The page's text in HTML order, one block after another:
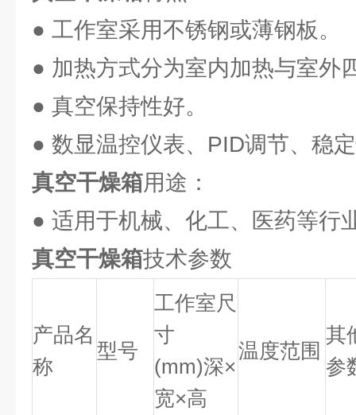
● 工作室采用不锈钢或薄钢板。
● 加热方式分为室内加热与室外
● 真空保持性好。
● 数显温控仪表、PID调节、稳
真空干燥箱用途：
● 适用于机械、化工、医药等行
真空干燥箱技术参数
产品名
称
型号
工作室尺
寸
(mm)深×
宽×高
温度范围
其
参